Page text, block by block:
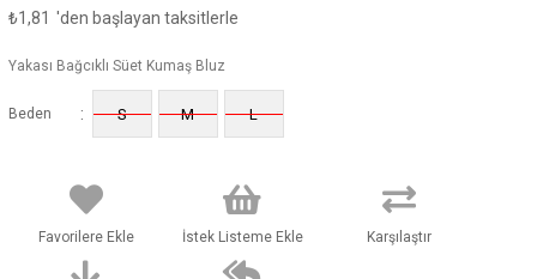
₺1,81 'den başlayan taksitlerle
Yakası Bağcıklı Süet Kumaş Bluz
Beden : S M L
Favorilere Ekle İstek Listeme Ekle Karşılaştır